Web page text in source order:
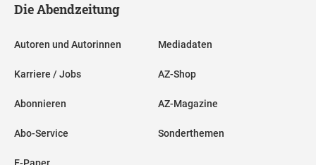
Die Abendzeitung
Autoren und Autorinnen
Karriere / Jobs
Abonnieren
Abo-Service
Mediadaten
AZ-Shop
AZ-Magazine
Sonderthemen